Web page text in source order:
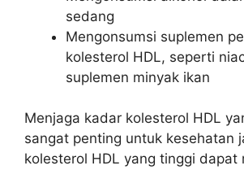
sedang
Mengonsumsi suplemen
kolesterol HDL, seperti
suplemen minyak ikan
Menjaga kadar kolesterol HDL
sangat penting untuk kesehatan
kolesterol HDL yang tinggi dapat